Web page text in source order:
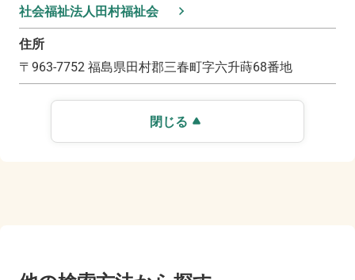
社会福祉法人田村福祉会
住所
〒 963-7752 福島県田村郡三春町字六升蒔68番地
閉じる